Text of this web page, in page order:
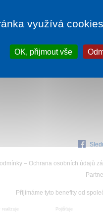
na
– Ochrana osobních údajů
Přijímáme tyto benefity od
realizuje Pojišťuje
využívá
OK, přijmout vše